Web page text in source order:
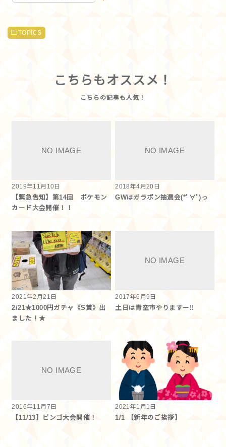
TOPICS
こちらもオススメ！
2019年11月10日
【緊急告知】第14回 ポケモン
カード大会開催！！
2018年4月20日
GWはガラポン抽選会(*ﾟ∀ﾟ)っ
2021年2月21日
2/21★1000円ガチャ《S賞》出
ました！★
2017年6月9日
土日は青空市やりますー!!
2016年11月7日
【11/13】ビンゴ大会開催！
2021年1月1日
1/1 【新年のご挨拶】